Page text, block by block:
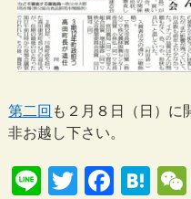
第二回 も２月８日（日）に
非お越し下さい。
LineTwitter